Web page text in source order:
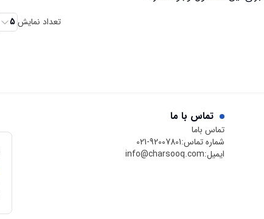
تعداد نمایش 5
تماس با ما
تماس باما
شماره تماس:021-92007801
ایمیل:info@charsooq.com